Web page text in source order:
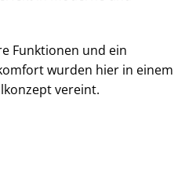
Funktionen und ein
wurden hier in einem
vereint.